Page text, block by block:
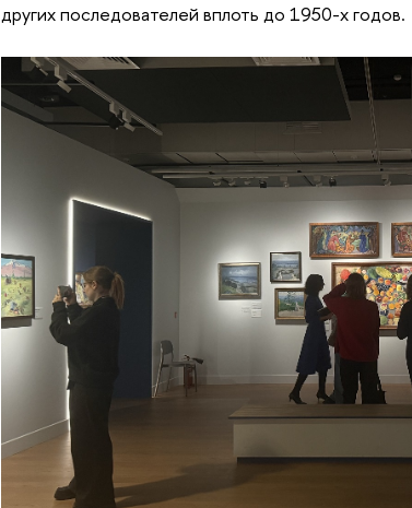
других последователей вплоть до 1950-х годов.